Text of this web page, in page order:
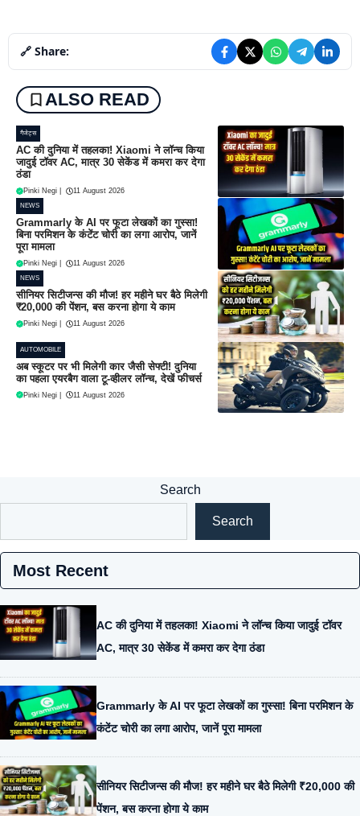
🔗 Share:
ALSO READ
गैजेट्स
AC की दुनिया में तहलका! Xiaomi ने लॉन्च किया
जादुई टॉवर AC, मात्र 30 सेकेंड में कमरा कर देगा
ठंडा
Pinki Negi 11 August 2026
NEWS
Grammarly के AI पर फूटा लेखकों का गुस्सा!
बिना परमिशन के कंटेंट चोरी का लगा आरोप, जानें
पूरा मामला
Pinki Negi 11 August 2026
NEWS
सीनियर सिटीजन्स की मौज! हर महीने घर बैठे मिलेगी
₹20,000 की पेंशन, बस करना होगा ये काम
Pinki Negi 11 August 2026
AUTOMOBILE
अब स्कूटर पर भी मिलेगी कार जैसी सेफ्टी! दुनिया
का पहला एयरबैग वाला टू-व्हीलर लॉन्च, देखें फीचर्स
Pinki Negi 11 August 2026
Search
Search
Most Recent
AC की दुनिया में तहलका! Xiaomi ने लॉन्च किया जादुई टॉवर
AC, मात्र 30 सेकेंड में कमरा कर देगा ठंडा
Grammarly के AI पर फूटा लेखकों का गुस्सा! बिना परमिशन के
कंटेंट चोरी का लगा आरोप, जानें पूरा मामला
सीनियर सिटीजन्स की मौज! हर महीने घर बैठे मिलेगी ₹20,000 की
पेंशन, बस करना होगा ये काम